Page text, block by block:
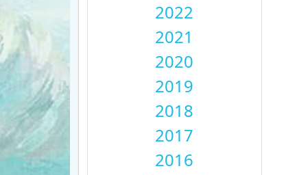
2022
2021
2020
2019
2018
2017
2016